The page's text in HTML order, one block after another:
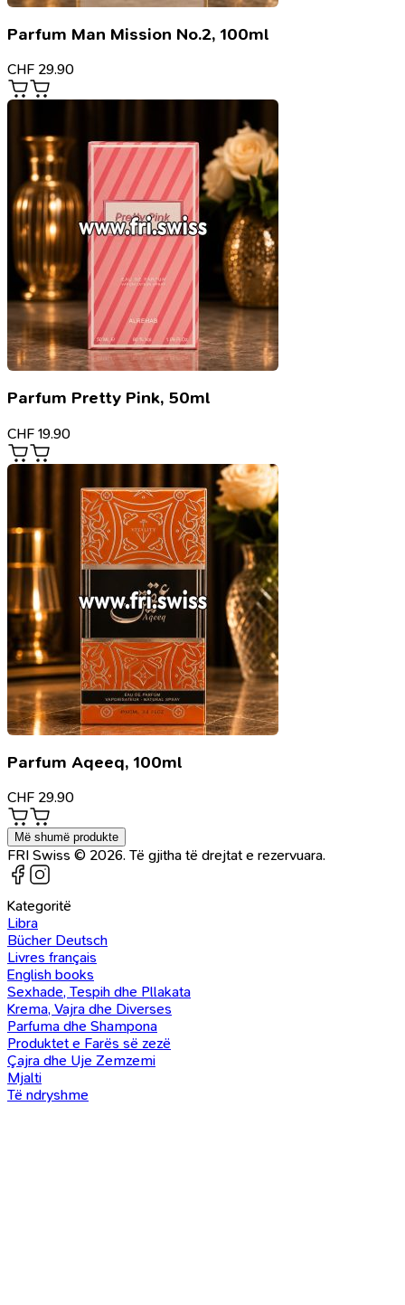
Parfum Man Mission No.2, 100ml
CHF 29.90
Parfum Pretty Pink, 50ml
CHF 19.90
Parfum Aqeeq, 100ml
CHF 29.90
Më shumë produkte
FRI Swiss © 2026. Të gjitha të drejtat e rezervuara.
Kategoritë
Libra
Bücher Deutsch
Livres français
English books
Sexhade, Tespih dhe Pllakata
Krema, Vajra dhe Diverses
Parfuma dhe Shampona
Produktet e Farës së zezë
Çajra dhe Uje Zemzemi
Mjalti
Të ndryshme